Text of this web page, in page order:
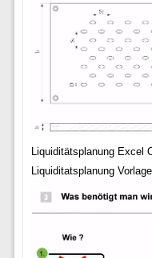
Liquiditätsplanung Excel
Liquiditatsplanung